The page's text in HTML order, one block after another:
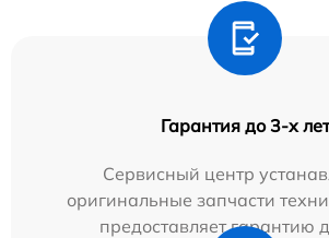
Гарантия до 3-х лет
Сервисный центр
оригинальные запчасти
предоставляет гарантию